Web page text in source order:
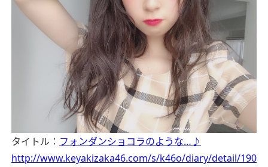
タイトル： フォンダンショコラのような…♪
http://www.keyakizaka46.com/s/k46o/diary/detail/190